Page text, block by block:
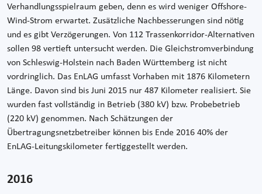
Verhandlungsspielraum geben, denn es wird weniger Offshore-
Wind-Strom erwartet. Zusätzliche Nachbesserungen sind nötig
und es gibt Verzögerungen. Von 112 Trassenkorridor-Alternativen
sollen 98 vertieft untersucht werden. Die Gleichstromverbindung
von Schleswig-Holstein nach Baden Württemberg ist nicht
vordringlich. Das EnLAG umfasst Vorhaben mit 1876 Kilometern
Länge. Davon sind bis Juni 2015 nur 487 Kilometer realisiert. Sie
wurden fast vollständig in Betrieb (380 kV) bzw. Probebetrieb
(220 kV) genommen. Nach Schätzungen der
Übertragungsnetzbetreiber können bis Ende 2016 40% der
EnLAG-Leitungskilometer fertiggestellt werden.
2016